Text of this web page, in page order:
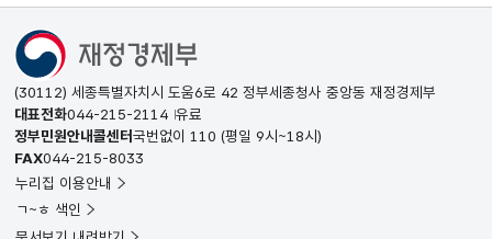
(30112) 세종특별자치시 도움6로 42 정부세종청사 중앙동 재정경제부
대표전화044-215-2114 유료
정부민원안내콜센터국번없이 110 (평일 9시~18시)
FAX044-215-8033
누리집 이용안내
ㄱ~ㅎ 색인